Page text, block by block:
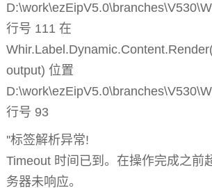
行号 111 在
output) 位置
行号 93
''标签解析异常!
Timeout 时间已到。在操作完成之前
务器未响应。